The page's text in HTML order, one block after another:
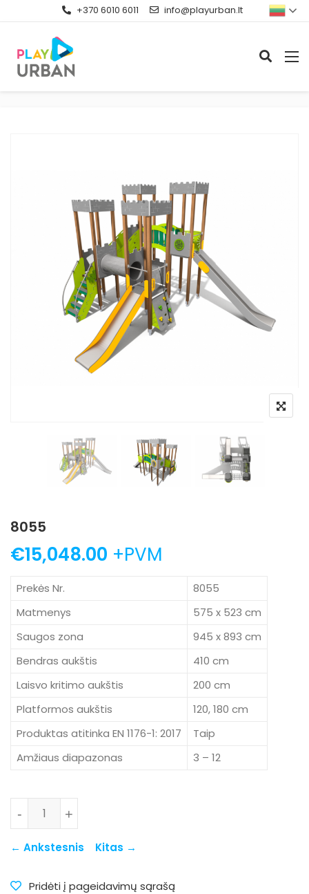
+370 6010 6011 info@playurban.lt
8055
€15,048.00 +PVM
Prekės Nr.
8055
Matmenys
575 x 523 cm
Saugos zona
945 x 893 cm
Bendras aukštis
410 cm
Laisvo kritimo aukštis
200 cm
Platformos aukštis
120, 180 cm
Produktas atitinka EN 1176-1: 2017
Taip
Amžiaus diapazonas
3 – 12
produkto kiekis: 8055
+
-
← Ankstesnis Kitas →
Pridėti į pageidavimų sąrašą